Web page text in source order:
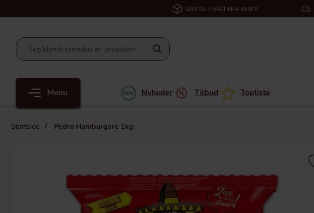
GRATIS FRAGT FRA 499KR
Menu Nyheder Tilbud Topliste
Startside Pedro Hamburgare 1kg